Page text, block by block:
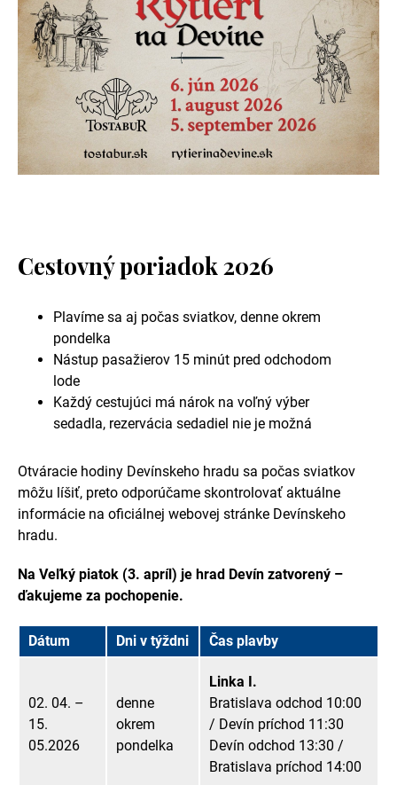
Cestovný poriadok 2026
Plavíme sa aj počas sviatkov, denne okrem
pondelka
Nástup pasažierov 15 minút pred odchodom
lode
Každý cestujúci má nárok na voľný výber
sedadla, rezervácia sedadiel nie je možná
Otváracie hodiny Devínskeho hradu sa počas sviatkov
môžu líšiť, preto odporúčame skontrolovať aktuálne
informácie na oficiálnej webovej stránke Devínskeho
hradu.
Na Veľký piatok (3. apríl) je hrad Devín zatvorený –
ďakujeme za pochopenie.
Dátum Dni v týždni Čas plavby
02. 04. –
15.
05.2026
denne
okrem
pondelka
Linka I.
Bratislava odchod 10:00
/ Devín príchod 11:30
Devín odchod 13:30 /
Bratislava príchod 14:00